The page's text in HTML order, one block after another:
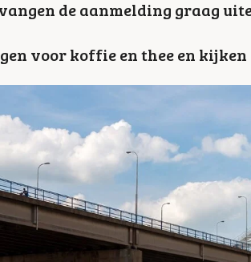
de aanmelding graag
voor koffie en thee en